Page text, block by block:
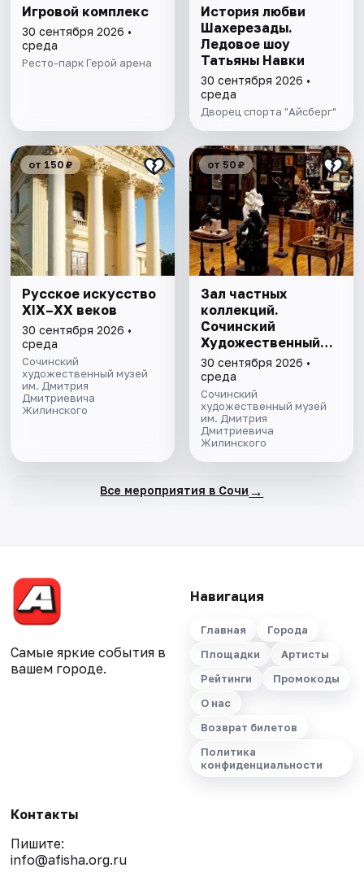
Игровой комплекс
30 сентября 2026 •
среда
Ресто-парк Герой арена
История любви
Шахерезады.
Ледовое шоу
Татьяны Навки
30 сентября 2026 •
среда
Дворец спорта "Айсберг"
от 150 ₽
Русское искусство
XIX–XX веков
30 сентября 2026 •
среда
Сочинский
художественный музей
им. Дмитрия
Дмитриевича
Жилинского
от 50 ₽
Зал частных
коллекций.
Сочинский
Художественный
музей им. Д.Д.
Жилинского
30 сентября 2026 •
среда
Сочинский
художественный музей
им. Дмитрия
Дмитриевича
Жилинского
Все мероприятия в Сочи →
Самые яркие события в
вашем городе.
Навигация
Главная
Города
Площадки
Артисты
Рейтинги
Промокоды
О нас
Возврат билетов
Политика
конфиденциальности
Контакты
Пишите:
info@afisha.org.ru